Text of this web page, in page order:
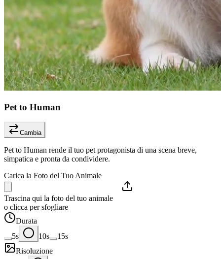
Pet to Human
Cambia
Pet to Human rende il tuo pet protagonista di una scena breve,
simpatica e pronta da condividere.
Carica la Foto del Tuo Animale
Trascina qui la foto del tuo animale
o clicca per sfogliare
Durata
5s
10s
15s
Risoluzione